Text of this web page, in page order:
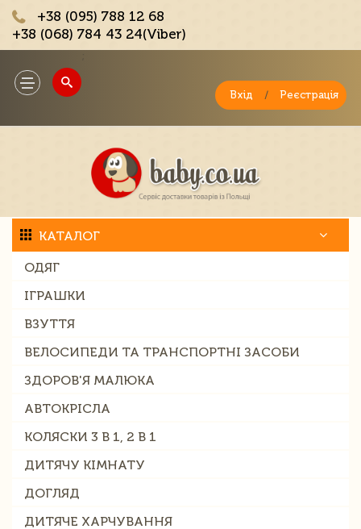
+38 (095) 788 12 68
+38 (068) 784 43 24(Viber)
Toggle
navigation
Вхід / Реєстрація
КАТАЛОГ
ОДЯГ
ІГРАШКИ
ВЗУТТЯ
ВЕЛОСИПЕДИ ТА ТРАНСПОРТНІ ЗАСОБИ
ЗДОРОВ'Я МАЛЮКА
АВТОКРІСЛА
КОЛЯСКИ 3 В 1, 2 В 1
ДИТЯЧУ КІМНАТУ
ДОГЛЯД
ДИТЯЧЕ ХАРЧУВАННЯ